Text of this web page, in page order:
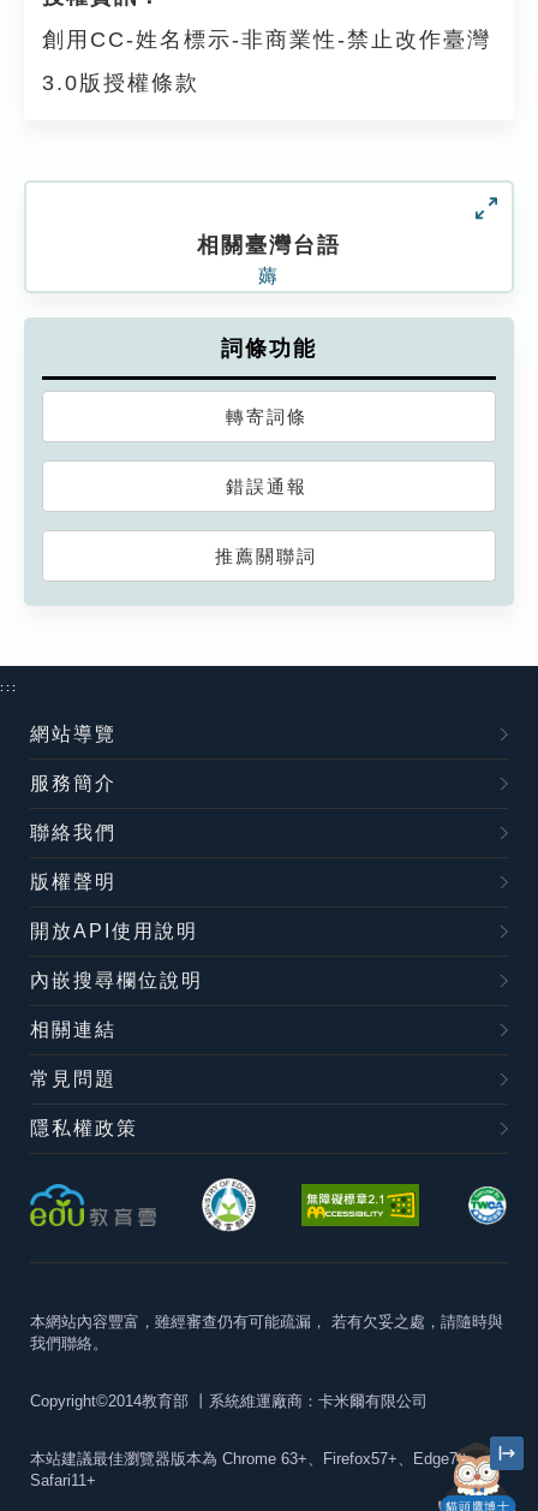
創用CC-姓名標示-非商業性-禁止改作臺灣
3.0版授權條款
相關臺灣台語
薅
詞條功能
轉寄詞條
錯誤通報
推薦關聯詞
貓頭鷹博士
:::
網站導覽
服務簡介
聯絡我們
版權聲明
開放API使用說明
內嵌搜尋欄位說明
相關連結
常見問題
隱私權政策
本網站內容豐富，雖經審查仍有可能疏漏， 若有欠妥之處，請隨時與
我們聯絡。
Copyright©2014教育部 丨系統維運廠商：卡米爾有限公司
本站建議最佳瀏覽器版本為 Chrome 63+、Firefox57+、Edge79+及
Safari11+